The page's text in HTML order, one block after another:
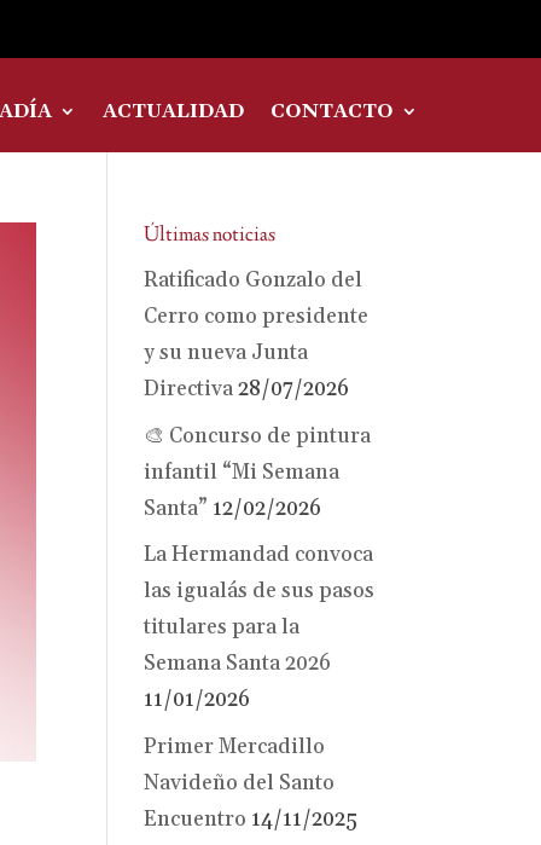
ACTUALIDAD CONTACTO
Últimas noticias
Ratificado Gonzalo del
Cerro como presidente
y su nueva Junta
Directiva28/07/2026
🎨 Concurso de pintura
infantil “Mi Semana
Santa” 12/02/2026
La Hermandad convoca
las igualás de sus pasos
titulares para la
Semana Santa 2026
11/01/2026
Primer Mercadillo
Navideño del Santo
Encuentro 14/11/2025